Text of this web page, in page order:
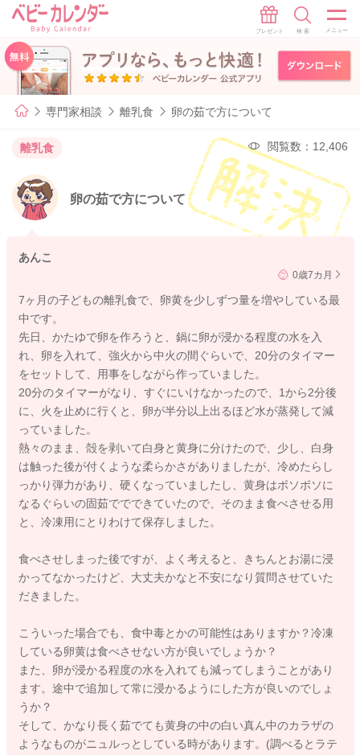
専門家相談 離乳食 卵の茹で方について
離乳食 閲覧数：12,406
卵の茹で方について
あんこ
0歳7カ月
7ヶ月の子どもの離乳食で、卵黄を少しずつ量を増やしている最
中です。
先日、かたゆで卵を作ろうと、鍋に卵が浸かる程度の水を入
れ、卵を入れて、強火から中火の間ぐらいで、20分のタイマー
をセットして、用事をしながら作っていました。
20分のタイマーがなり、すぐにいけなかったので、1から2分後
に、火を止めに行くと、卵が半分以上出るほど水が蒸発して減
っていました。
熱々のまま、殻を剥いて白身と黄身に分けたので、少し、白身
は触った後が付くような柔らかさがありましたが、冷めたらし
っかり弾力があり、硬くなっていましたし、黄身はボソボソに
なるぐらいの固茹ででできていたので、そのまま食べさせる用
と、冷凍用にとりわけて保存しました。
食べさせしまった後ですが、よく考えると、きちんとお湯に浸
かってなかったけど、大丈夫かなと不安になり質問させていた
だきました。
こういった場合でも、食中毒とかの可能性はありますか？冷凍
している卵黄は食べさせない方が良いでしょうか？
また、卵が浸かる程度の水を入れても減ってしまうことがあり
ます。途中で追加して常に浸かるようにした方が良いのでしょ
うか？
そして、かなり長く茹でても黄身の中の白い真ん中のカラザの
ようなものがニュルっとしている時があります。(調べるとラテ